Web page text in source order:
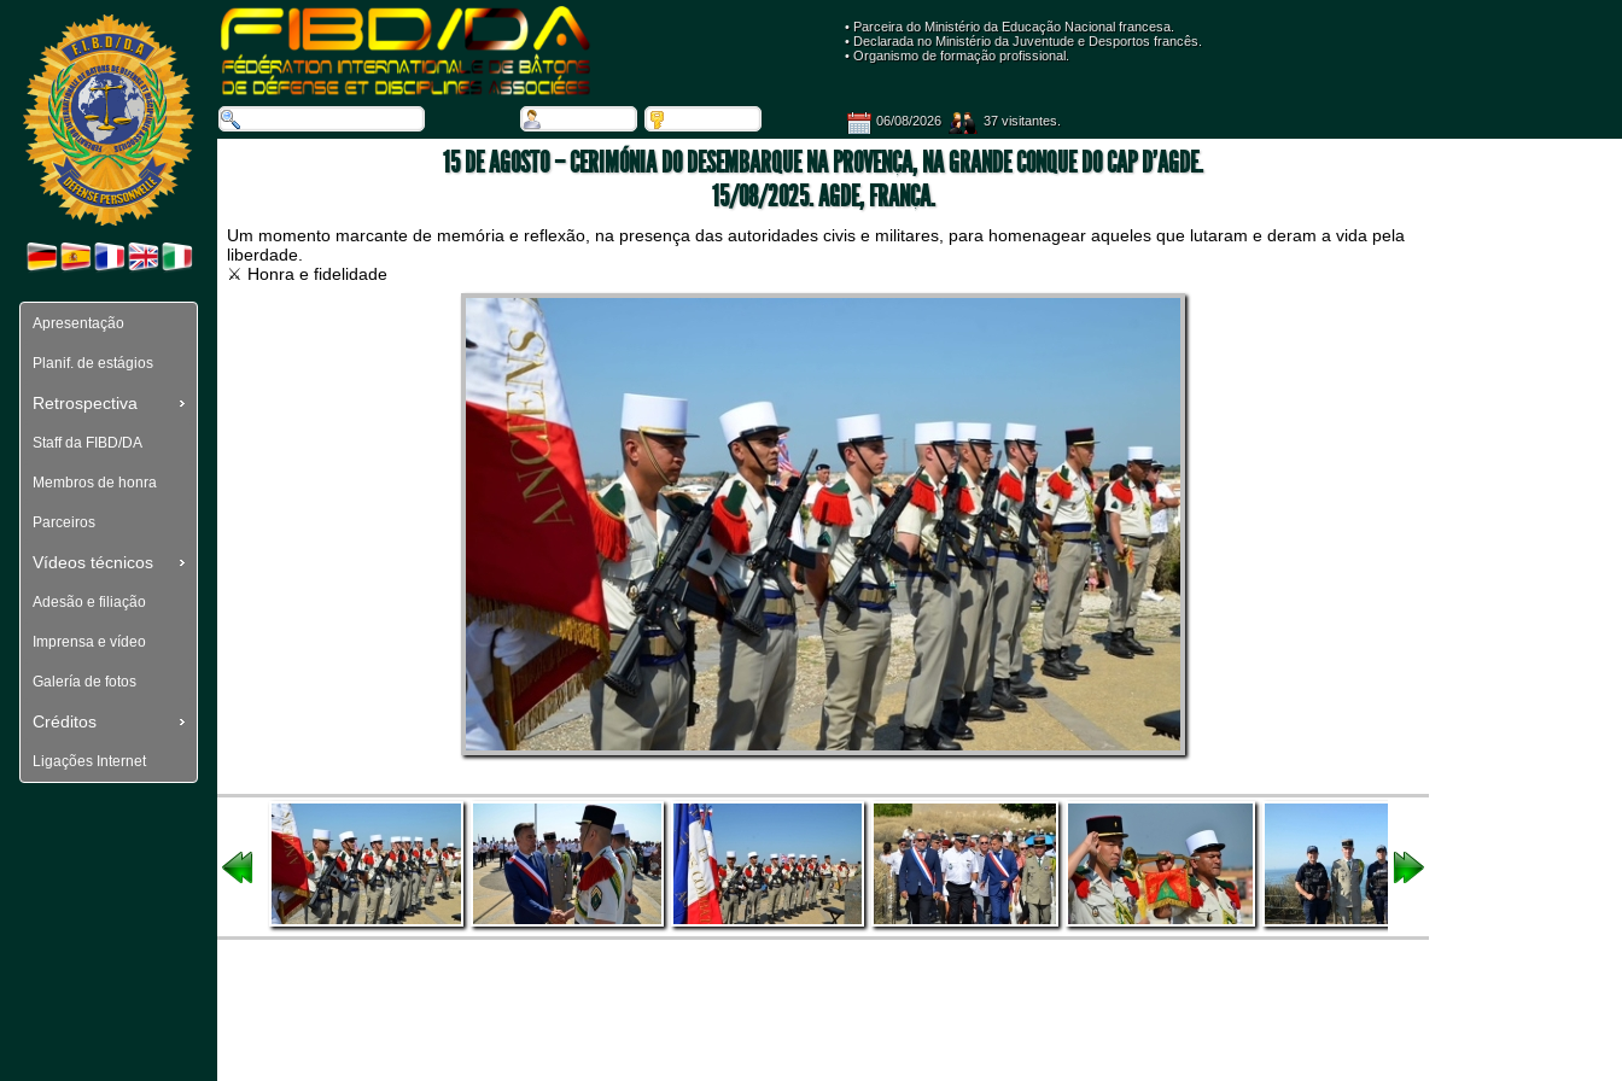
06/08/2026 37 visitantes.
Apresentação
Planif. de estágios
Retrospectiva
Staff da FIBD/DA
Membros de honra
Parceiros
Vídeos técnicos
Adesão e filiação
Imprensa e vídeo
Galería de fotos
Créditos
Ligações Internet
• Parceira do Ministério da Educação Nacional francesa.
• Declarada no Ministério da Juventude e Desportos francês.
• Organismo de formação profissional.
15 DE AGOSTO – CERIMÓNIA DO DESEMBARQUE NA PROVENÇA, NA GRANDE CONQUE DO CAP D’AGDE.
15/08/2025. AGDE, FRANÇA.
Um momento marcante de memória e reflexão, na presença das autoridades civis e militares, para homenagear aqueles que lutaram e deram a vida pela
liberdade.
⚔️ Honra e fidelidade